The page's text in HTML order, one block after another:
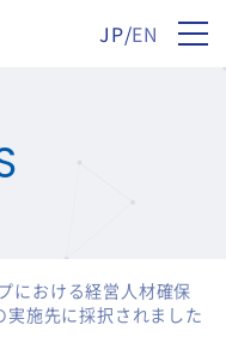
JP/EN
における経営人材確保
実施先に採択されました